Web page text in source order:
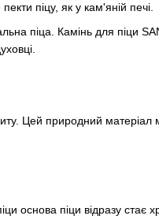
піцу, як у кам'яній печі.
піца. Камінь для піци
Цей природний матеріал
основа піци відразу